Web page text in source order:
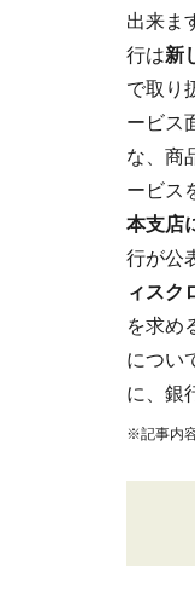
出来ま
行は新
で取り
ービス
な、商
ービス
本支店
行が公
ィスク
を求め
につい
に、銀
※記事内